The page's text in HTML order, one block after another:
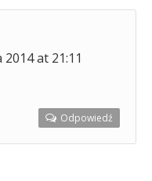
2014 at 21:11
Odpowiedź